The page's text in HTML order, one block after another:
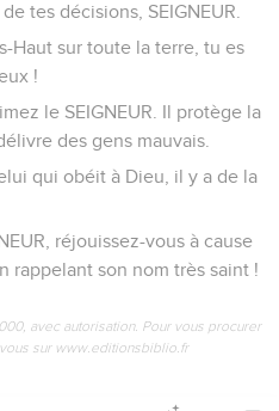
tes décisions, SEIGNEUR.
Haut sur toute la terre, tu es
!
le SEIGNEUR. Il protège la
des gens mauvais.
qui obéit à Dieu, il y a de la
réjouissez-vous à cause
rappelant son nom très saint !
avec autorisation. Pour vous procurer
sur www.editionsbiblio.fr